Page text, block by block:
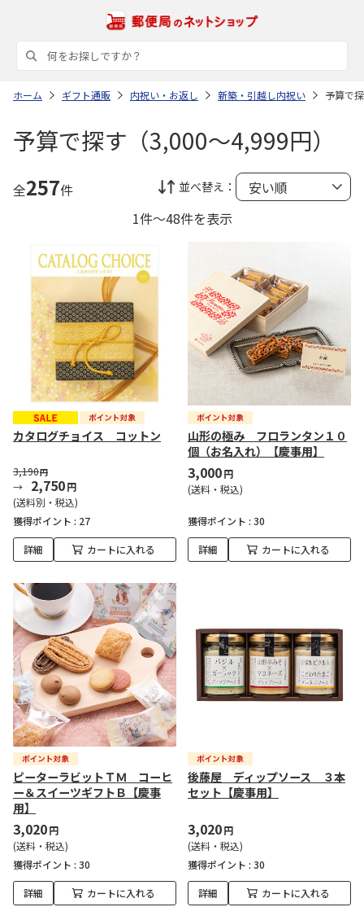
ホーム ギフト通販 内祝い・お返し 新築・引越し内祝い 予算で
予算で探す（3,000～4,999円）
全257件 並べ替え：
1件～48件を表示
カタログチョイス コットン
3,190円
2,750円
(送料別・税込)
獲得ポイント : 27
詳細 カートに入れる
山形の極み フロランタン１０
個（お名入れ）【慶事用】
3,000円
(送料・税込)
獲得ポイント : 30
詳細 カートに入れる
ピーターラビットＴＭ コーヒ
ー＆スイーツギフトＢ【慶事
用】
3,020円
(送料・税込)
獲得ポイント : 30
詳細 カートに入れる
後藤屋 ディップソース ３本
セット【慶事用】
3,020円
(送料・税込)
獲得ポイント : 30
詳細 カートに入れる